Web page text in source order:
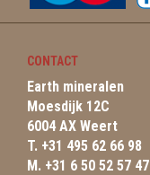
CONTACT
Earth mineralen
Moesdijk 12C
6004 AX Weert
T. +31 495 62 66 98
M. +31 6 50 52 57 47